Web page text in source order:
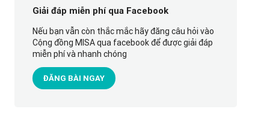
Giải đáp miễn phí qua Facebook
Nếu bạn vẫn còn thắc mắc hãy đăng câu hỏi vào
Cộng đồng MISA qua facebook để được giải đáp
miễn phí và nhanh chóng
ĐĂNG BÀI NGAY